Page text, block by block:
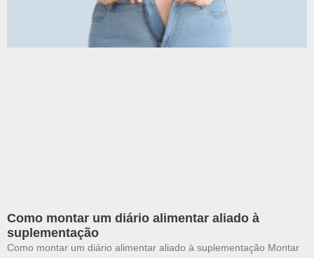
Como montar um diário alimentar aliado à
suplementação
Como montar um diário alimentar aliado à suplementação Montar